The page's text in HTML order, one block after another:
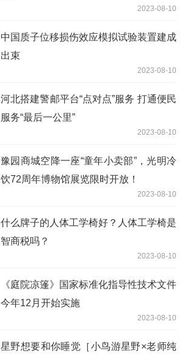
2023-08-10
中国质子位移损伤效应模拟试验装置建成
出束
2023-08-10
河北搭建警邮平台“点对点”服务 打通便民
服务“最后一公里”
2023-08-10
豫园商城空降一座“童年小卖部”，光明冷
饮72周年博物馆展览限时开放！
2023-08-10
什么牌子的人体工学椅好？人体工学椅是
智商税吗？
2023-08-10
《庭院凉篷》国家标准化指导性技术文件
今年12月开始实施
2023-08-10
星野想要和你睡觉［小鸟游星野×老师纯